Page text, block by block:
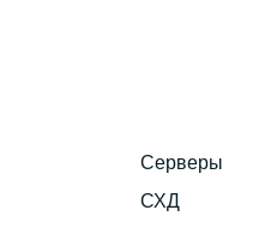
Серверы
СХД